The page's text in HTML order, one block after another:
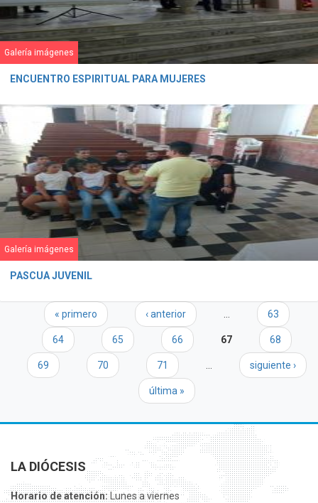
Galería imágenes
ENCUENTRO ESPIRITUAL PARA MUJERES
Galería imágenes
PASCUA JUVENIL
Páginas
« primero ‹ anterior 63
64 65 66 67 68
69 70 71 siguiente ›
última »
LA DIÓCESIS
Horario de atención:Lunes a viernes